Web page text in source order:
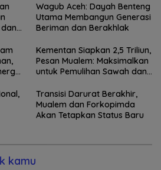
Wagub Aceh: Dayah Benteng
Utama Membangun Generasi
Beriman dan Berakhlak
Kementan Siapkan 2,5 Triliun,
Pesan Mualem: Maksimalkan
untuk Pemulihan Sawah dan
Transisi Darurat Berakhir,
Mualem dan Forkopimda
Akan Tetapkan Status Baru
kamu